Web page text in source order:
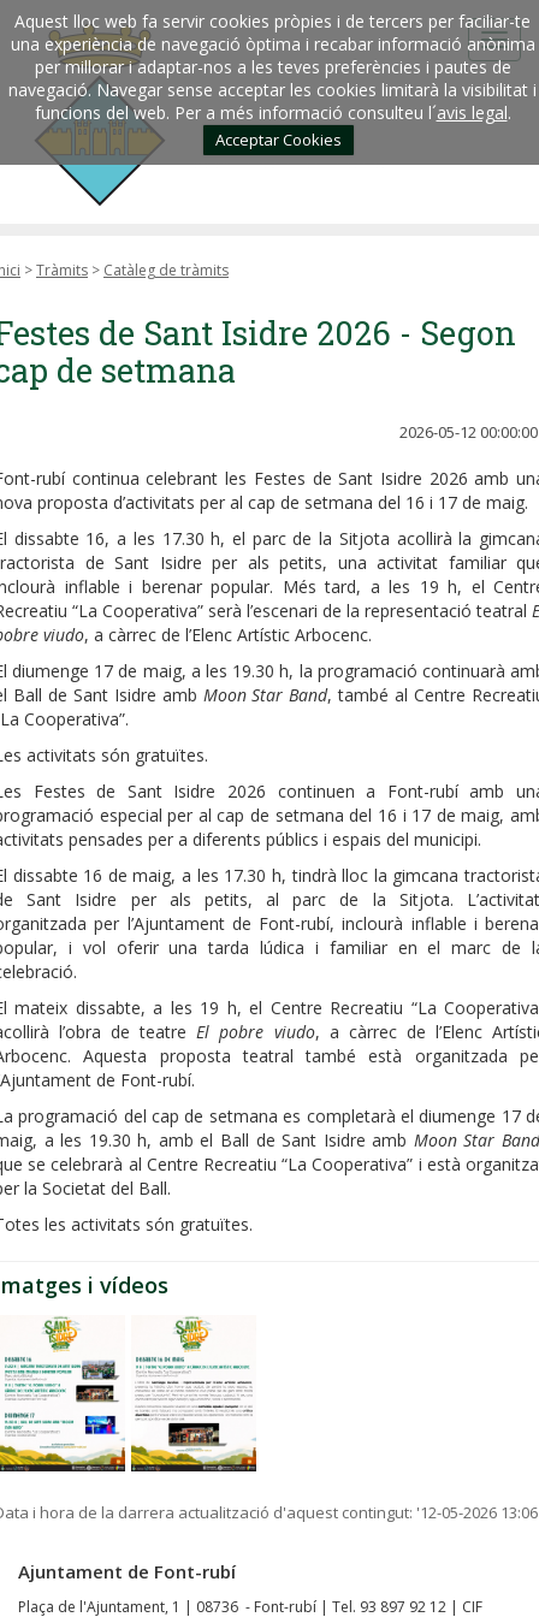
Aquest lloc web fa servir cookies pròpies i de tercers per faciliar-te
una experiència de navegació òptima i recabar informació anònima
per millorar i adaptar-nos a les teves preferències i pautes de
navegació. Navegar sense acceptar les cookies limitarà la visibilitat i
funcions del web. Per a més informació consulteu l´avis legal.
Acceptar Cookies
>Tràmits > Catàleg de tràmits
de Sant Isidre 2026 - Segon
de setmana
2026-05-12 00:00:00
rubí continua celebrant les Festes de Sant Isidre 2026 amb
proposta d’activitats per al cap de setmana del 16 i 17 de maig.
dissabte 16, a les 17.30 h, el parc de la Sitjota acollirà la
de Sant Isidre per als petits, una activitat familiar
inflable i berenar popular. Més tard, a les 19 h, el
“La Cooperativa” serà l’escenari de la representació teatral
viudo, a càrrec de l’Elenc Artístic Arbocenc.
diumenge 17 de maig, a les 19.30 h, la programació continuarà
Ball de Sant Isidre amb Moon Star Band, també al Centre
Cooperativa”.
activitats són gratuïtes.
Festes de Sant Isidre 2026 continuen a Font-rubí amb
especial per al cap de setmana del 16 i 17 de maig,
pensades per a diferents públics i espais del municipi.
dissabte 16 de maig, a les 17.30 h, tindrà lloc la gimcana
Sant Isidre per als petits, al parc de la Sitjota.
per l’Ajuntament de Font-rubí, inclourà inflable i
i vol oferir una tarda lúdica i familiar en el marc de
mateix dissabte, a les 19 h, el Centre Recreatiu “La
l’obra de teatreEl pobre viudo, a càrrec de l’Elenc
Aquesta proposta teatral també està organitzada
de Font-rubí.
programació del cap de setmana es completarà el diumenge 17
a les 19.30 h, amb el Ball de Sant Isidre amb Moon Star
se celebrarà al Centre Recreatiu “La Cooperativa” i està
la Societat del Ball.
les activitats són gratuïtes.
i vídeos
i hora de la darrera actualització d'aquest contingut: '12-05-2026 13:06
Ajuntament de Font-rubí
Plaça de l'Ajuntament, 1 | 08736 - Font-rubí | Tel. 93 897 92 12 | CIF